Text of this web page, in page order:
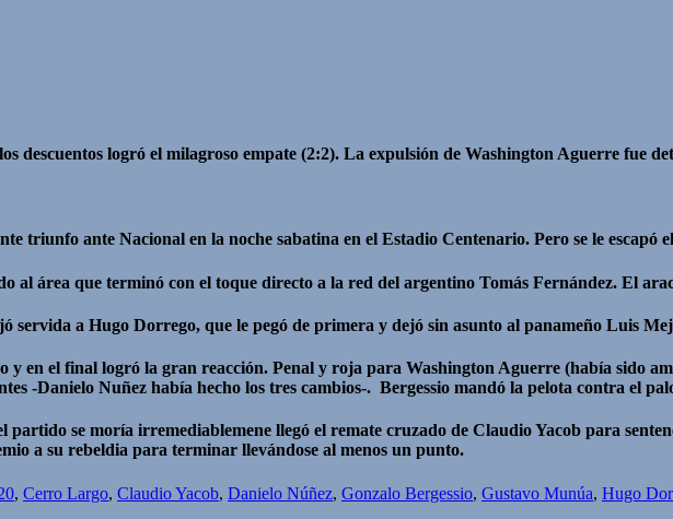
descuentos logró el milagroso empate (2:2). La expulsión de Washington Aguerre fue
triunfo ante Nacional en la noche sabatina en el Estadio Centenario. Pero se le escapó
al área que terminó con el toque directo a la red del argentino Tomás Fernández. El
servida a Hugo Dorrego, que le pegó de primera y dejó sin asunto al panameño Luis
y en el final logró la gran reacción. Penal y roja para Washington Aguerre (había sido
-Danielo Nuñez había hecho los tres cambios-. Bergessio mandó la pelota contra el
partido se moría irremediablemene llegó el remate cruzado de Claudio Yacob para
a su rebeldia para terminar llevándose al menos un punto.
, Cerro Largo, Claudio Yacob, Danielo Núñez, Gonzalo Bergessio, Gustavo Munúa, Hugo